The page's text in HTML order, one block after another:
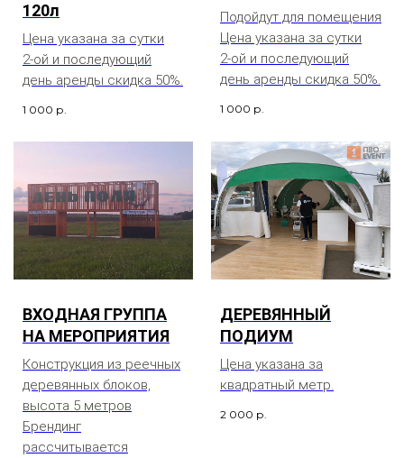
120л
Цена указана за сутки
2-ой и последующий
день аренды скидка 50%.
1 000 р.
Подойдут для помещения
Цена указана за сутки
2-ой и последующий
день аренды скидка 50%.
1 000 р.
ВХОДНАЯ ГРУППА
НА МЕРОПРИЯТИЯ
Конструкция из реечных
деревянных блоков,
высота 5 метров
Брендинг
рассчитывается
ДЕРЕВЯННЫЙ
ПОДИУМ
Цена указана за
квадратный метр.
2 000 р.